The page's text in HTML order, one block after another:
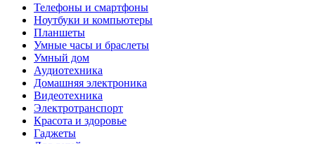
Телефоны и смартфоны
Ноутбуки и компьютеры
Планшеты
Умные часы и браслеты
Умный дом
Аудиотехника
Домашняя электроника
Видеотехника
Электротранспорт
Красота и здоровье
Гаджеты